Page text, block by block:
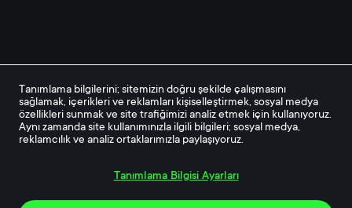
Tanımlama bilgilerini; sitemizin doğru şekilde çalışmasını
sağlamak, içerikleri ve reklamları kişiselleştirmek, sosyal medya
özellikleri sunmak ve site trafiğimizi analiz etmek için kullanıyoruz.
Aynı zamanda site kullanımınızla ilgili bilgileri; sosyal medya,
reklamcılık ve analiz ortaklarımızla paylaşıyoruz.
Tanımlama Bilgisi Ayarları